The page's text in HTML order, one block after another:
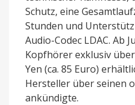
Schutz, eine
Stunden und
Audio-Codec LDAC. Ab
Kopfhörer exklusiv über
Yen (ca. 85 Euro)
Hersteller über seinen
ankündigte.